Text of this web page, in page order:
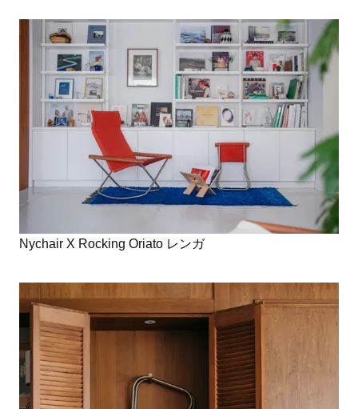
Nychair X Rocking Oriato レンガ